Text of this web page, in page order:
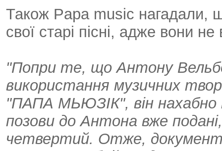
Також Papa music нагадали,
свої старі пісні, адже вони
"Попри те, що Антону
використання музичних
"ПАПА МЬЮЗІК", він
позови до Антона вже
четвертий. Отже, документи